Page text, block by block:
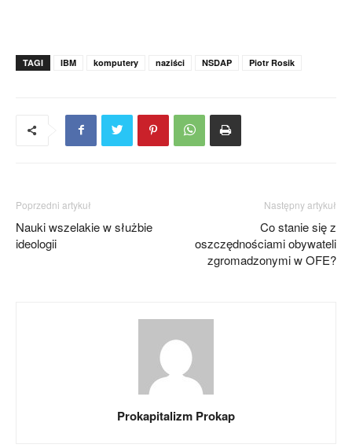
TAGI IBM komputery naziści NSDAP Piotr Rosik
Poprzedni artykuł
Nauki wszelakie w służbie
ideologii
Następny artykuł
Co stanie się z
oszczędnościami obywateli
zgromadzonymi w OFE?
Prokapitalizm Prokap